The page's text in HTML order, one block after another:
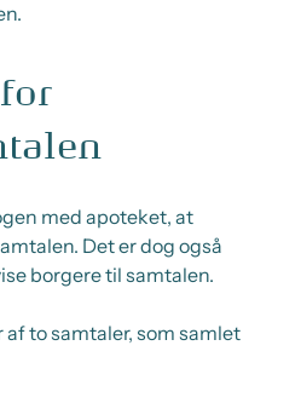
med apoteket, at
Det er dog også
borgere til samtalen.
to samtaler, som samlet